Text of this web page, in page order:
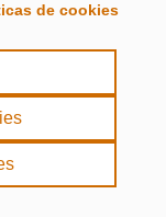
de cookies
reservados